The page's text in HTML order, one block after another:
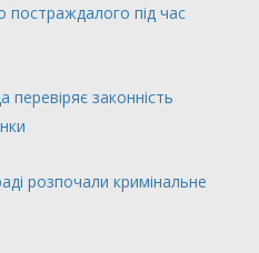
постраждалого під час
перевіряє законність
розпочали кримінальне